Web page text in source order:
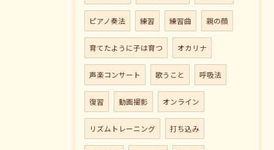
ピアノ奏法 練習 練習曲 親の顔
育てたように子は育つ オカリナ
声楽コンサート 歌うこと 呼吸法
復習 動画撮影 オンライン
リズムトレーニング 打ち込み